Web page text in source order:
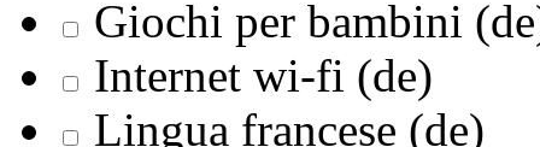
Giochi per bambini
Internet wi-fi (de)
Lingua francese (de)